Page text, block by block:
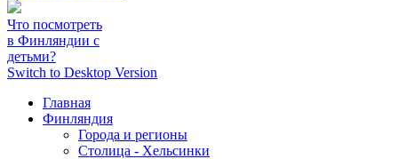
Что посмотреть
в Финляндии с
детьми?
Switch to Desktop Version
Главная
Финляндия
Города и регионы
Столица - Хельсинки